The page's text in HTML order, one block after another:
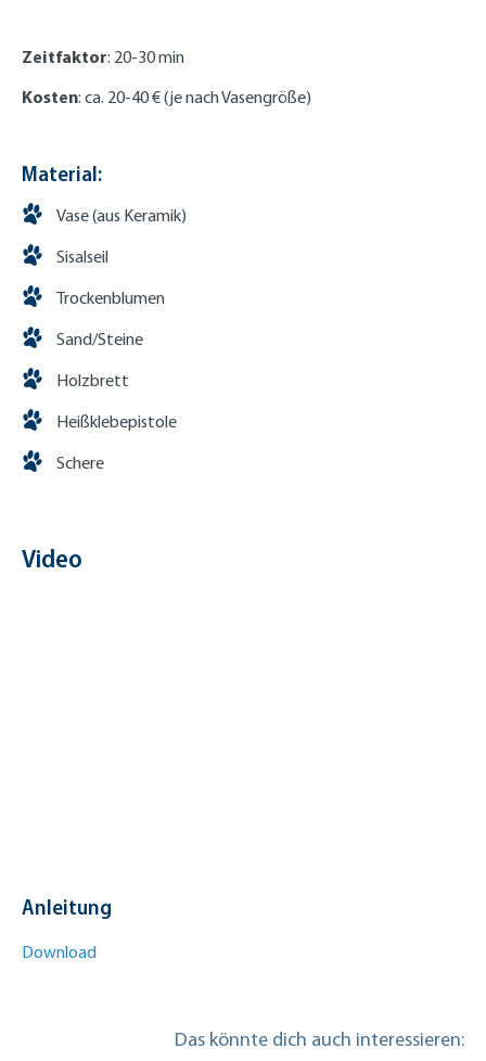
Zeitfaktor: 20-30 min
Kosten: ca. 20-40 € (je nach Vasengröße)
Material:
Vase (aus Keramik)
Sisalseil
Trockenblumen
Sand/Steine
Holzbrett
Heißklebepistole
Schere
Video
Anleitung
Download
Das könnte dich auch interessieren: